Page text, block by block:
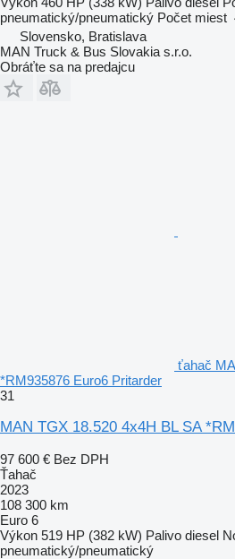
pneumatický/pneumatický Počet miest
Slovensko, Bratislava
MAN Truck & Bus Slovakia s.r.o.
Obráťte sa na predajcu
ťahač
*RM935876 Euro6 Pritarder
31
MAN TGX 18.520 4x4H BL SA
97 600 € Bez DPH
Ťahač
2023
108 300 km
Euro 6
Výkon 519 HP (382 kW) Palivo diesel
pneumatický/pneumatický